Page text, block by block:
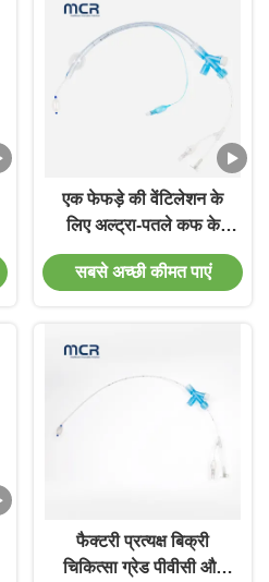
एक फेफड़े की वेंटिलेशन के
लिए अल्ट्रा-पतले कफ के
साथ डिस्पोजेबल
एंडोब्रोन्कियल ब्लॉकर ट्यूब
सबसे अच्छी कीमत पाएं
फैक्टरी प्रत्यक्ष बिक्री
चिकित्सा ग्रेड पीवीसी और